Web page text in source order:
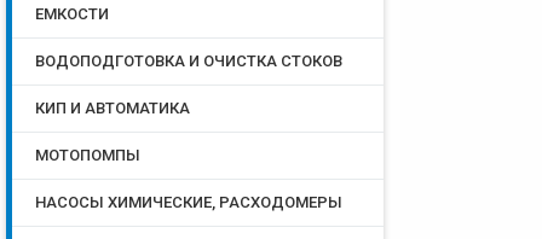
ЕМКОСТИ
ВОДОПОДГОТОВКА И ОЧИСТКА СТОКОВ
КИП И АВТОМАТИКА
МОТОПОМПЫ
НАСОСЫ ХИМИЧЕСКИЕ, РАСХОДОМЕРЫ